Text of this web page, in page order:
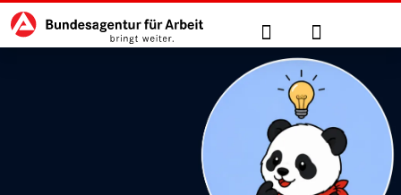
zu den Hauptinhalten springen
Hauptnavigation Suche Anmelden